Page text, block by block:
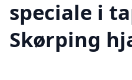
speciale i
Skørping